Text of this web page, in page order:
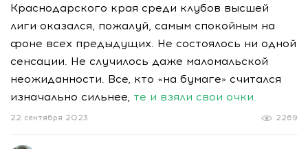
Краснодарского края среди клубов высшей
лиги оказался, пожалуй, самым спокойным на
фоне всех предыдущих. Не состоялось ни одной
сенсации. Не случилось даже маломальской
неожиданности. Все, кто «на бумаге» считался
изначально сильнее, те и взяли свои очки.
2269
22 сентября 2023